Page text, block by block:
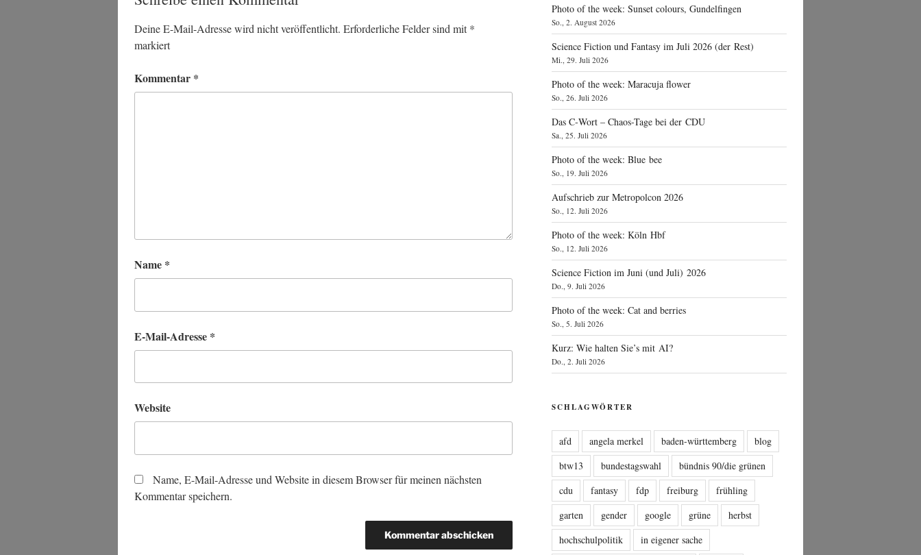
Deine E-Mail-Adresse wird nicht veröffentlicht. Erforderliche Felder sind mit*
markiert
Kommentar *
Name *
E-Mail-Adresse *
Website
Name, E-Mail-Adresse und Website in diesem Browser für meinen nächsten
Kommentar speichern.
Photo of the week: Sunset colours, Gundelfingen
So., 2. August 2026
Science Fiction und Fantasy im Juli 2026 (der Rest)
Mi., 29. Juli 2026
Photo of the week: Maracuja flower
So., 26. Juli 2026
Das C‑Wort – Chaos-Tage bei der CDU
Sa., 25. Juli 2026
Photo of the week: Blue bee
So., 19. Juli 2026
Aufschrieb zur Metropolcon 2026
So., 12. Juli 2026
Photo of the week: Köln Hbf
So., 12. Juli 2026
Science Fiction im Juni (und Juli) 2026
Do., 9. Juli 2026
Photo of the week: Cat and berries
So., 5. Juli 2026
Kurz: Wie halten Sie’s mit AI?
Do., 2. Juli 2026
SCHLAGWÖRTER
afd angela merkel baden-württemberg
blog
btw13
bundestagswahl
bündnis 90/die grünen
cdu
fantasy fdp freiburg
frühling
garten
gender google grüne
herbst
hochschulpolitik
in eigener sache